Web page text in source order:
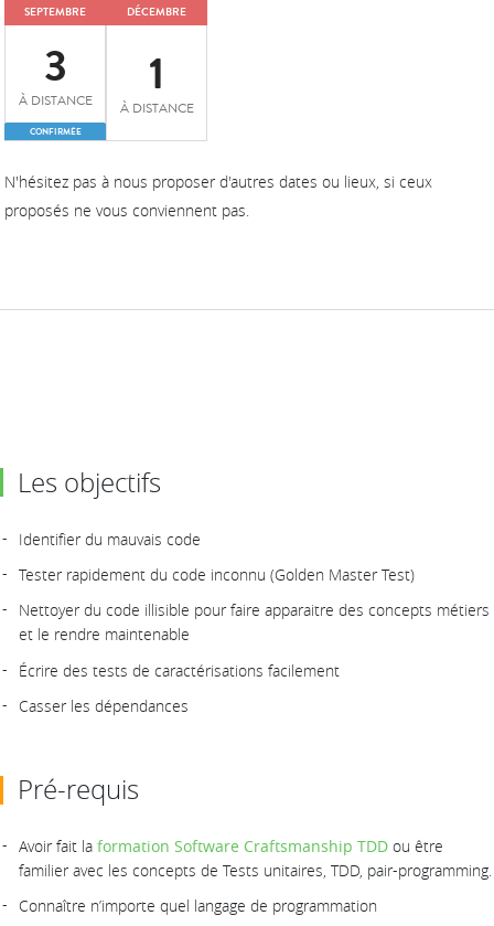
SEPTEMBRE
3
À DISTANCE
CONFIRMÉE
DÉCEMBRE
1
À DISTANCE
N'hésitez pas à nous proposer d'autres dates ou lieux, si ceux
proposés ne vous conviennent pas.
Les objectifs
Identifier du mauvais code
Tester rapidement du code inconnu (Golden Master Test)
Nettoyer du code illisible pour faire apparaitre des concepts métiers
et le rendre maintenable
Écrire des tests de caractérisations facilement
Casser les dépendances
Pré-requis
Avoir fait la formation Software Craftsmanship TDD ou être
familier avec les concepts de Tests unitaires, TDD, pair-programming.
Connaître n’importe quel langage de programmation